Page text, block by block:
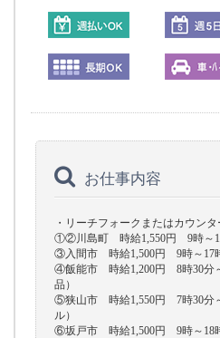
お仕事内容
・リーチフォークまたはカウン
①②川島町 時給1,550円 9時
③入間市 時給1,500円 9時～
④飯能市 時給1,200円 8時30分
品）
⑤狭山市 時給1,550円 7時30分
ル）
⑥坂戸市 時給1,500円 9時～18